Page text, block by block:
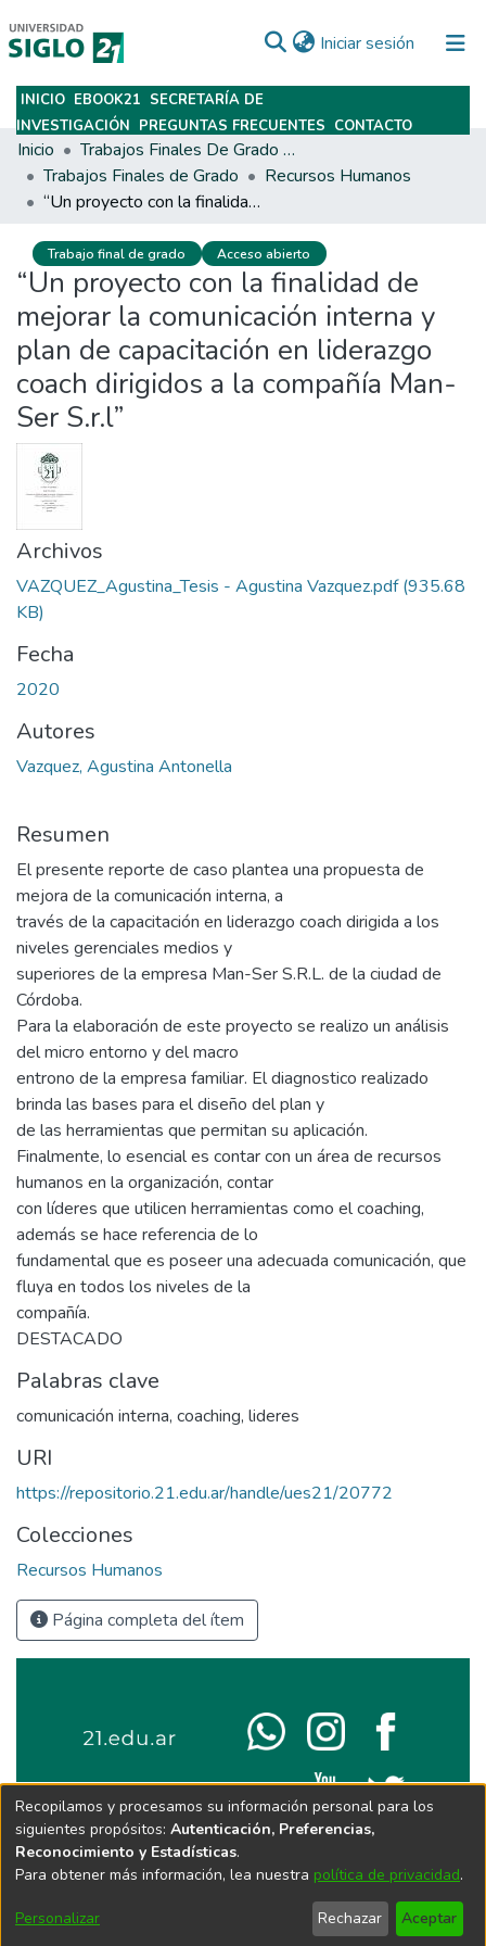
Iniciar sesión (current)
Subir
INICIO EBOOK21 SECRETARÍA DE
INVESTIGACIÓN PREGUNTAS FRECUENTES CONTACTO
Inicio
Trabajos Finales De Grado Y Posgrado
Trabajos Finales de Grado
Recursos Humanos
“Un proyecto con la finalidad de mejorar la comunicación interna y plan de capacitación en liderazgo coach dirigidos a la compañía Man-Ser S.r.l”
Trabajo final de grado Acceso abierto
“Un proyecto con la finalidad de
mejorar la comunicación interna y
plan de capacitación en liderazgo
coach dirigidos a la compañía Man-
Ser S.r.l”
Archivos
VAZQUEZ_Agustina_Tesis - Agustina Vazquez.pdf(935.68
KB)
Fecha
2020
Autores
Vazquez, Agustina Antonella
Resumen
El presente reporte de caso plantea una propuesta de
mejora de la comunicación interna, a
través de la capacitación en liderazgo coach dirigida a los
niveles gerenciales medios y
superiores de la empresa Man-Ser S.R.L. de la ciudad de
Córdoba.
Para la elaboración de este proyecto se realizo un análisis
del micro entorno y del macro
entrono de la empresa familiar. El diagnostico realizado
brinda las bases para el diseño del plan y
de las herramientas que permitan su aplicación.
Finalmente, lo esencial es contar con un área de recursos
humanos en la organización, contar
con líderes que utilicen herramientas como el coaching,
además se hace referencia de lo
fundamental que es poseer una adecuada comunicación, que
fluya en todos los niveles de la
compañía.
DESTACADO
Palabras clave
comunicación interna, coaching, lideres
URI
https://repositorio.21.edu.ar/handle/ues21/20772
Colecciones
Recursos Humanos
Página completa del ítem
Recopilamos y procesamos su información personal para los
siguientes propósitos: Autenticación, Preferencias,
Reconocimiento y Estadísticas.
Para obtener más información, lea nuestra política de privacidad.
Personalizar Rechazar Aceptar